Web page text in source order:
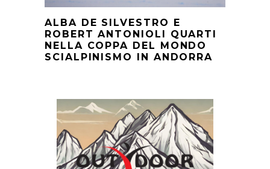
ALBA DE SILVESTRO E
ROBERT ANTONIOLI QUARTI
NELLA COPPA DEL MONDO
SCIALPINISMO IN ANDORRA